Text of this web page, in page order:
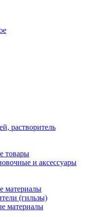
растворитель
товары
и аксессуары
материалы
(гильзы)
материалы